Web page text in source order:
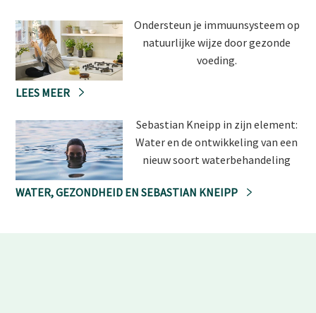
Ondersteun je immuunsysteem op
natuurlijke wijze door gezonde
voeding.
LEES MEER
Sebastian Kneipp in zijn element:
Water en de ontwikkeling van een
nieuw soort waterbehandeling
WATER, GEZONDHEID EN SEBASTIAN KNEIPP